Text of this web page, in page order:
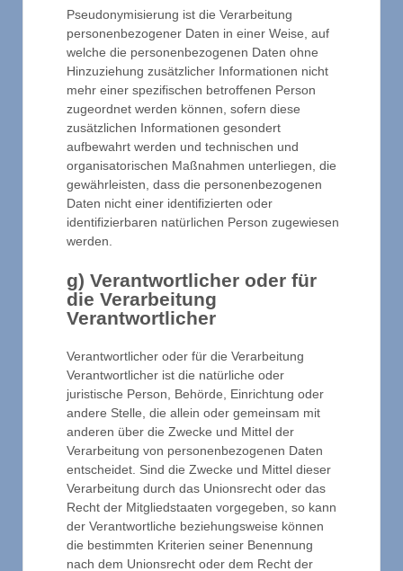
Pseudonymisierung ist die Verarbeitung
personenbezogener Daten in einer Weise, auf
welche die personenbezogenen Daten ohne
Hinzuziehung zusätzlicher Informationen nicht
mehr einer spezifischen betroffenen Person
zugeordnet werden können, sofern diese
zusätzlichen Informationen gesondert
aufbewahrt werden und technischen und
organisatorischen Maßnahmen unterliegen, die
gewährleisten, dass die personenbezogenen
Daten nicht einer identifizierten oder
identifizierbaren natürlichen Person zugewiesen
werden.
g) Verantwortlicher oder für
die Verarbeitung
Verantwortlicher
Verantwortlicher oder für die Verarbeitung
Verantwortlicher ist die natürliche oder
juristische Person, Behörde, Einrichtung oder
andere Stelle, die allein oder gemeinsam mit
anderen über die Zwecke und Mittel der
Verarbeitung von personenbezogenen Daten
entscheidet. Sind die Zwecke und Mittel dieser
Verarbeitung durch das Unionsrecht oder das
Recht der Mitgliedstaaten vorgegeben, so kann
der Verantwortliche beziehungsweise können
die bestimmten Kriterien seiner Benennung
nach dem Unionsrecht oder dem Recht der